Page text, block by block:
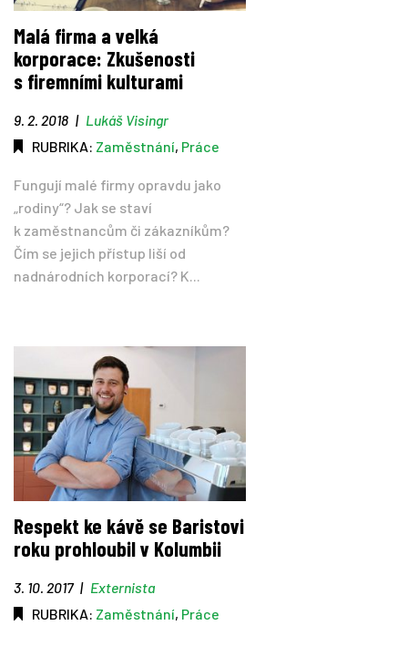
Malá firma a velká
korporace: Zkušenosti
s firemními kulturami
9. 2. 2018 | Lukáš Visingr
RUBRIKA: Zaměstnání, Práce
Fungují malé firmy opravdu jako
„rodiny“? Jak se staví
k zaměstnancům či zákazníkům?
Čím se jejich přístup liší od
nadnárodních korporací? K...
Respekt ke kávě se Baristovi
roku prohloubil v Kolumbii
3. 10. 2017 | Externista
RUBRIKA: Zaměstnání, Práce